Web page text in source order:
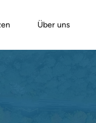
Über uns